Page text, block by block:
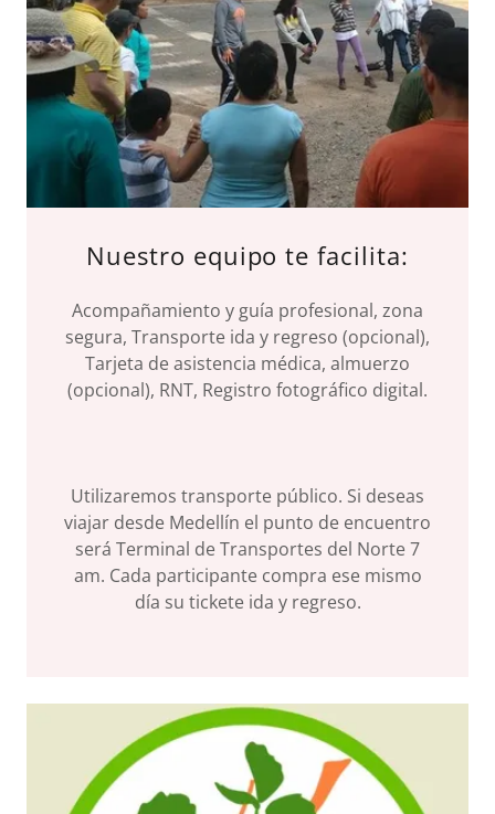
Nuestro equipo te facilita:
Acompañamiento y guía profesional, zona
segura, Transporte ida y regreso (opcional),
Tarjeta de asistencia médica, almuerzo
(opcional), RNT, Registro fotográfico digital.
Utilizaremos transporte público. Si deseas
viajar desde Medellín el punto de encuentro
será Terminal de Transportes del Norte 7
am. Cada participante compra ese mismo
día su tickete ida y regreso.